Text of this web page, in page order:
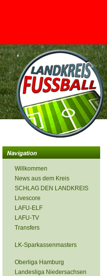
<
Willkommen
News aus dem Kreis
SCHLAG DEN LANDKREIS
Livescore
LAFU-ELF
LAFU-TV
Transfers
LK-Sparkassenmasters
Oberliga Hamburg
Landesliga Niedersachsen